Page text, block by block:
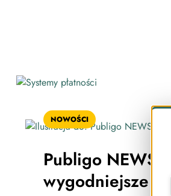
NOWOŚCI
Publigo NEWS:
wygodniejsze